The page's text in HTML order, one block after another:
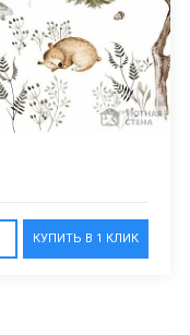
КУПИТЬ В 1 КЛИК